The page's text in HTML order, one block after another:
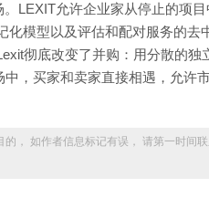
LEXIT允许企业家从停止的项目
模型以及评估和配对服务的去
彻底改变了并购：用分散的独
，买家和卖家直接相遇，允许
， 如作者信息标记有误， 请第一时间